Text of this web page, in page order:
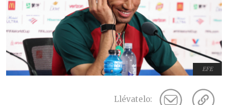
EFE
Llévatelo: